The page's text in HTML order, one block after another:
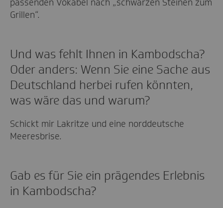
passenden Vokabel nach „schwarzen Steinen zum
Grillen“.
Und was fehlt Ihnen in Kambodscha?
Oder anders: Wenn Sie eine Sache aus
Deutschland herbei rufen könnten,
was wäre das und warum?
Schickt mir Lakritze und eine norddeutsche
Meeresbrise.
Gab es für Sie ein prägendes Erlebnis
in Kambodscha?